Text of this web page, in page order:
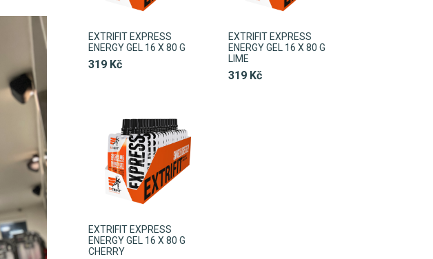
EXTRIFIT EXPRESS
ENERGY GEL 16 X 80 G
319 Kč
EXTRIFIT EXPRESS
ENERGY GEL 16 X 80 G
LIME
319 Kč
EXTRIFIT EXPRESS
ENERGY GEL 16 X 80 G
CHERRY